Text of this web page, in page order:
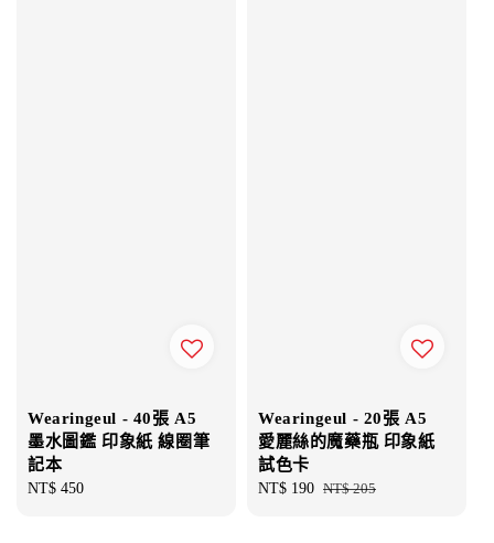
Wearingeul - 40張 A5
墨水圖鑑 印象紙 線圈筆
記本
Regular
NT$ 450
Wearingeul - 20張 A5
愛麗絲的魔藥瓶 印象紙
試色卡
Sale
NT$ 190 Regular
NT$ 205